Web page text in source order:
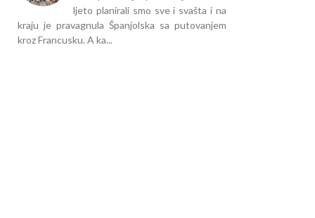
ljeto planirali smo sve i svašta i na
kraju je pravagnula Španjolska sa putovanjem
kroz Francusku. A ka...